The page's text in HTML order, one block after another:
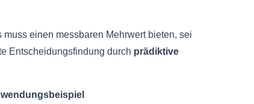
einen messbaren Mehrwert bieten, sei
Entscheidungsfindung durch prädiktive